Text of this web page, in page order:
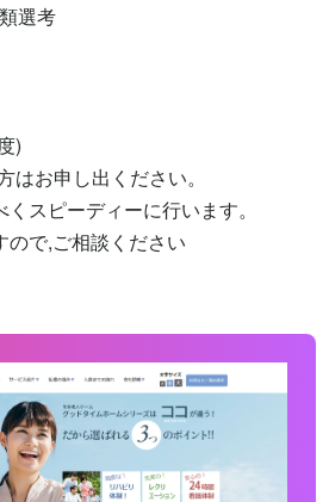
選考
)
お申し出ください。
スピーディーに行います。
で,ご相談ください